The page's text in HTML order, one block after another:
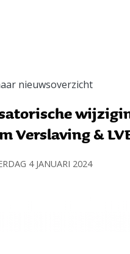
nieuwsoverzicht
Verslaving &
4 JANUARI 2024